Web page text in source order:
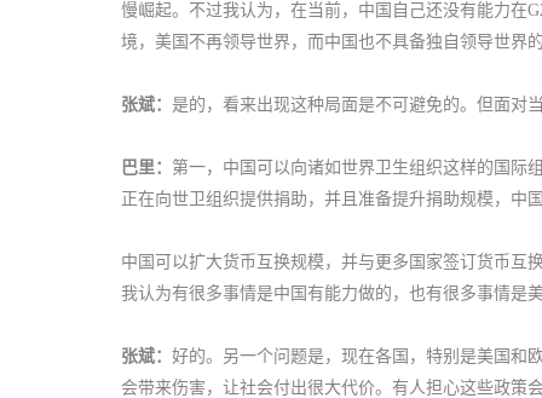
慢崛起。不过我认为，在当前，中国自己还没有能力在
境，美国不再领导世界，而中国也不具备独自领导世界
张斌： 是的，看来出现这种局面是不可避免的。但面对
巴里： 第一，中国可以向诸如世界卫生组织这样的国际
正在向世卫组织提供捐助，并且准备提升捐助规模，中
中国可以扩大货币互换规模，并与更多国家签订货币互
我认为有很多事情是中国有能力做的，也有很多事情是
张斌： 好的。另一个问题是，现在各国，特别是美国和
会带来伤害，让社会付出很大代价。有人担心这些政策